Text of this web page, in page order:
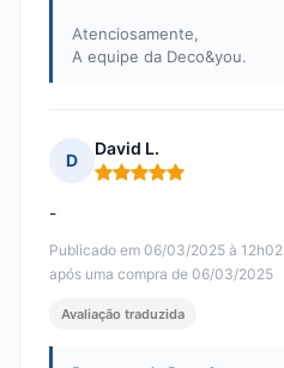
Atenciosamente,
A equipe da Deco&you.
D
David L.
Nota: 5 em 5
Publicado em 06/03/2025 à 12h02
após uma compra de 06/03/2025
-
Avaliação traduzida